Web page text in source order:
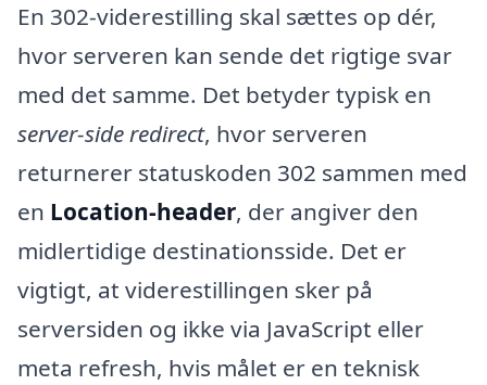
En 302-viderestilling skal sættes op dér,
hvor serveren kan sende det rigtige svar
med det samme. Det betyder typisk en
server-side redirect, hvor serveren
returnerer statuskoden 302 sammen med
en Location-header, der angiver den
midlertidige destinationsside. Det er
vigtigt, at viderestillingen sker på
serversiden og ikke via JavaScript eller
meta refresh, hvis målet er en teknisk